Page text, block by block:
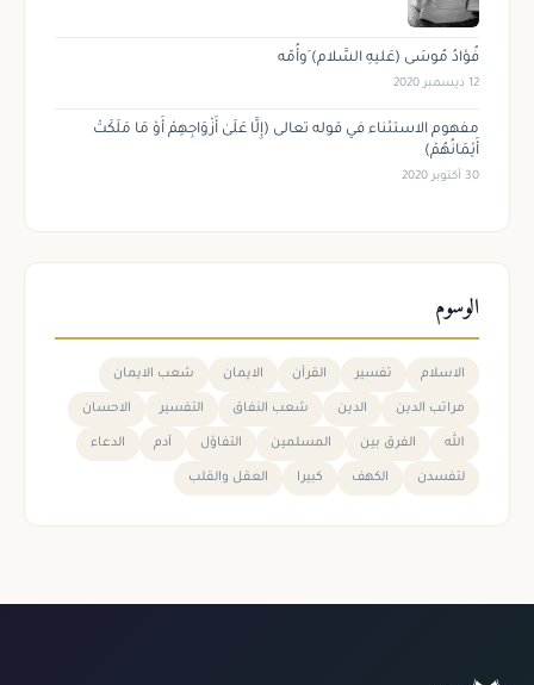
فُؤادُ مُوسَى (عَليهِ السَّلام) َوأُمّه
12 ديسمبر 2020
مفهوم الاستثناء في قوله تعالى (إِلَّا عَلَىٰ أَزْوَاجِهِمْ أَوْ مَا مَلَكَتْ
أَيْمَانُهُمْ)
30 أكتوبر 2020
الوسوم
الاسلام تفسير القرآن الايمان شعب الايمان
مراتب الدين الدين شعب النفاق التفسير الاحسان
الله الفرق بين المسلمين التفاؤل آدم الدعاء
لتفسدن الكهف كبيرا العقل والقلب